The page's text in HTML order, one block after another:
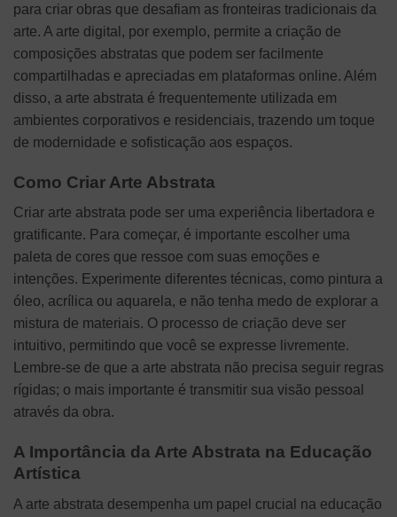
para criar obras que desafiam as fronteiras tradicionais da
arte. A arte digital, por exemplo, permite a criação de
composições abstratas que podem ser facilmente
compartilhadas e apreciadas em plataformas online. Além
disso, a arte abstrata é frequentemente utilizada em
ambientes corporativos e residenciais, trazendo um toque
de modernidade e sofisticação aos espaços.
Como Criar Arte Abstrata
Criar arte abstrata pode ser uma experiência libertadora e
gratificante. Para começar, é importante escolher uma
paleta de cores que ressoe com suas emoções e
intenções. Experimente diferentes técnicas, como pintura a
óleo, acrílica ou aquarela, e não tenha medo de explorar a
mistura de materiais. O processo de criação deve ser
intuitivo, permitindo que você se expresse livremente.
Lembre-se de que a arte abstrata não precisa seguir regras
rígidas; o mais importante é transmitir sua visão pessoal
através da obra.
A Importância da Arte Abstrata na Educação
Artística
A arte abstrata desempenha um papel crucial na educação